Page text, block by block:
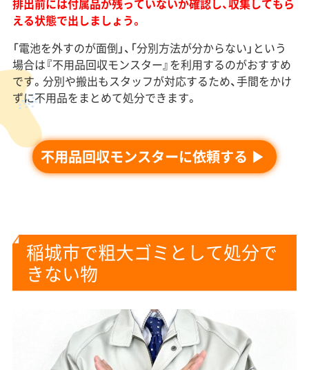
える状態で出しましょう。
「電池を外すのが面倒」、「分別方法が分からない」という
場合は『不用品回収モンスター』を利用するのがおすすめ
です。分別や搬出もスタッフが対応するため、手間をかけ
ずに不用品をまとめて処分できます。
不用品回収モンスターに依頼する
稲城市で粗大ゴミとして処分で
きない物